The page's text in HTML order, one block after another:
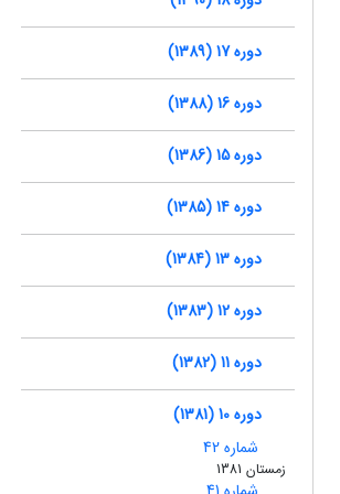
دوره 17 (1389)
دوره 16 (1388)
دوره 15 (1386)
دوره 14 (1385)
دوره 13 (1384)
دوره 12 (1383)
دوره 11 (1382)
دوره 10 (1381)
شماره 42
زمستان 1381